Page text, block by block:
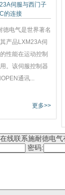
伺服与西门子
的连接
德电气是世界著名
产品LXM23A伺
性能在运动控制
。该伺服控制器
通讯...
更多>>
线联系施耐德电气
密码: